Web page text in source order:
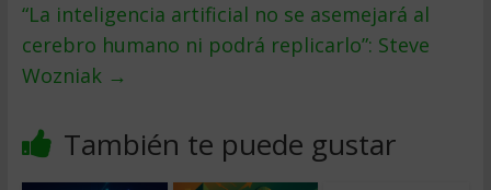
“La inteligencia artificial no se asemejará al
cerebro humano ni podrá replicarlo”: Steve
Wozniak →
También te puede gustar